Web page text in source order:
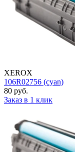
XEROX
106R02756 (cyan)
80 руб.
Заказ в 1 клик